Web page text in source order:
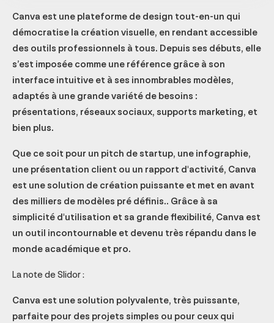
Canva est une plateforme de design tout-en-un qui
démocratise la création visuelle, en rendant accessible
des outils professionnels à tous. Depuis ses débuts, elle
s’est imposée comme une référence grâce à son
interface intuitive et à ses innombrables modèles,
adaptés à une grande variété de besoins :
présentations, réseaux sociaux, supports marketing, et
bien plus.
Que ce soit pour un pitch de startup, une infographie,
une présentation client ou un rapport d'activité, Canva
est une solution de création puissante et met en avant
des milliers de modèles pré définis.. Grâce à sa
simplicité d'utilisation et sa grande flexibilité, Canva est
un outil incontournable et devenu très répandu dans le
monde académique et pro.
La note de Slidor :
Canva est une solution polyvalente, très puissante,
parfaite pour des projets simples ou pour ceux qui